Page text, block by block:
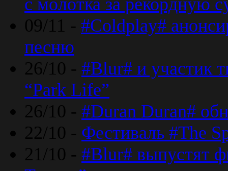
с молотка за рекордную
09/11 - #Coldplay#
песню
26/10 - #Blur# и участик
“Park Life”
26/10 - #Duran Duran#
22/10 - Фестиваль #The
21/10 - #Blur# выпустят